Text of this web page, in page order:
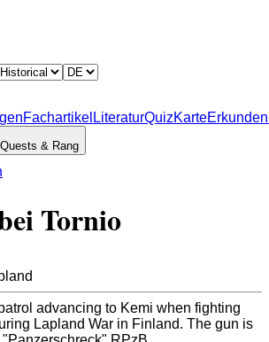
Fachartikel LiteraturQuizKarteErkunden
Quests & Rang
Tornio